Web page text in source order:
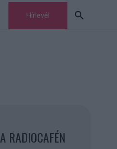
Hírlevél
A RADIOCAFÉN